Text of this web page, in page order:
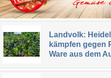
Landvolk:
kämpfen gegen
Ware aus dem